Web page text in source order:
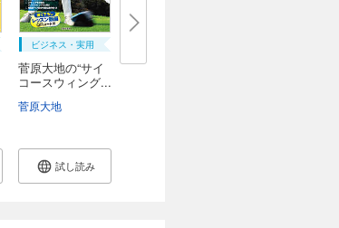
ビジネス・実用
菅原大地の“サイ
コースウィング...
菅原大地
試し読み